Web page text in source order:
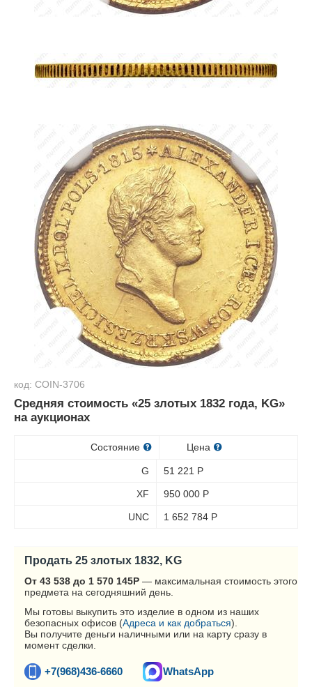
код: COIN-3706
Средняя стоимость «25 злотых 1832 года, KG»
на аукционах
Состояние Цена
G 51 221 Р
XF 950 000 Р
UNC 1 652 784 Р
Продать 25 злотых 1832, KG
От 43 538 до 1 570 145Р — максимальная стоимость этого
предмета на сегодняшний день.
Мы готовы выкупить это изделие в одном из наших
безопасных офисов (Адреса и как добраться).
Вы получите деньги наличными или на карту сразу в
момент сделки.
+7(968)436-6660 WhatsApp